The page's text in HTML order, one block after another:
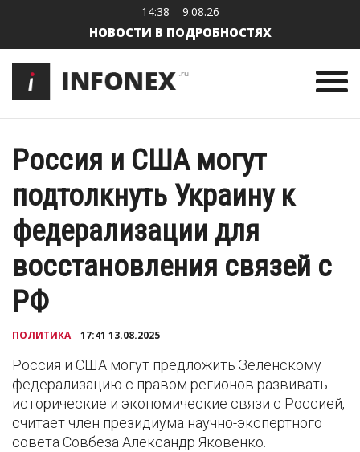
14:38 9.08.26
НОВОСТИ В ПОДРОБНОСТЯХ
Россия и США могут
подтолкнуть Украину к
федерализации для
восстановления связей с
РФ
ПОЛИТИКА 17:41 13.08.2025
Россия и США могут предложить Зеленскому
федерализацию с правом регионов развивать
исторические и экономические связи с Россией,
считает член президиума научно-экспертного
совета Совбеза Александр Яковенко.